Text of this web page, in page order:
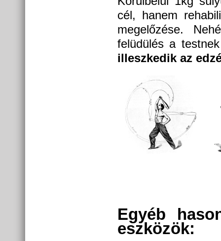
cél, hanem
megelőzése.
felüdülés a
illeszkedik az
Egyéb
eszközök: